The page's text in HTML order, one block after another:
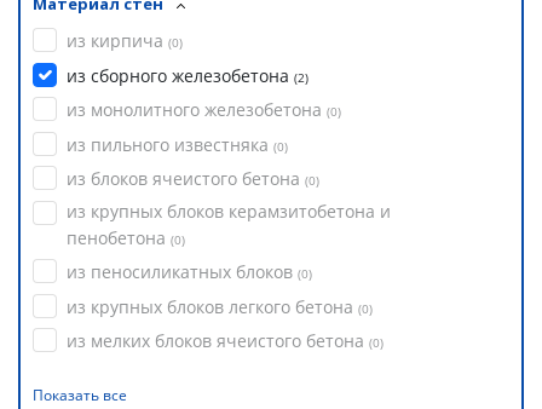
из кирпича (0)
из сборного железобетона (2)
из монолитного железобетона (0)
из пильного известняка (0)
из блоков ячеистого бетона (0)
из крупных блоков керамзитобетона и
пенобетона (0)
из пеносиликатных блоков (0)
из крупных блоков легкого бетона (0)
из мелких блоков ячеистого бетона (0)
Показать все